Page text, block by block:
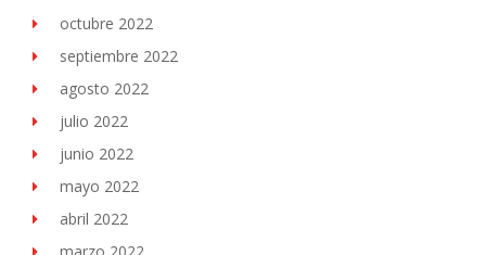
octubre 2022
septiembre 2022
agosto 2022
julio 2022
junio 2022
mayo 2022
abril 2022